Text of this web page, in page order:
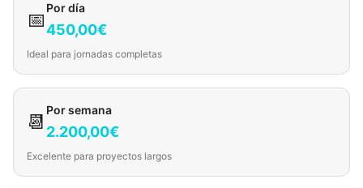
📅
Por día
450,00€
Ideal para jornadas completas
📆
Por semana
2.200,00€
Excelente para proyectos largos